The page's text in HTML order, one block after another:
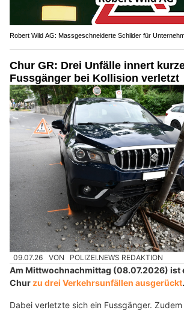
Robert Wild AG: Massgeschneiderte Schilder für
Chur GR: Drei Unfälle innert
Fussgänger bei Kollision verletzt
09.07.26 VON POLIZEI.NEWS REDAKTION
Am Mittwochnachmittag (08.07.2026) ist
Chur zu drei Verkehrsunfällen ausgerückt.
Dabei verletzte sich ein Fussgänger.